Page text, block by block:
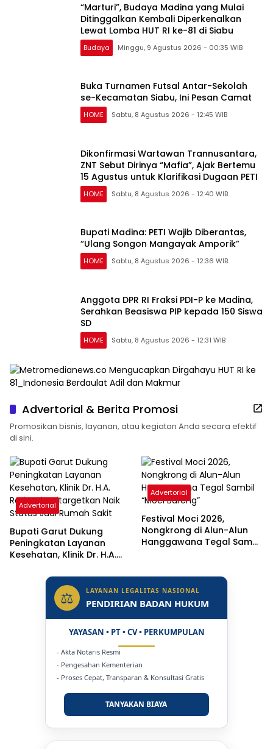
“Marturi”, Budaya Madina yang Mulai
Ditinggalkan Kembali Diperkenalkan
Lewat Lomba HUT RI ke-81 di Siabu
Budaya Minggu, 9 Agustus 2026 - 00:35 WIB
Buka Turnamen Futsal Antar-Sekolah
se-Kecamatan Siabu, Ini Pesan Camat
HOME Sabtu, 8 Agustus 2026 - 12:45 WIB
Dikonfirmasi Wartawan Trannusantara,
ZNT Sebut Dirinya “Mafia”, Ajak Bertemu
15 Agustus untuk Klarifikasi Dugaan PETI
HOME Sabtu, 8 Agustus 2026 - 12:40 WIB
Bupati Madina: PETI Wajib Diberantas,
“Ulang Songon Mangayak Amporik”
HOME Sabtu, 8 Agustus 2026 - 12:36 WIB
Anggota DPR RI Fraksi PDI-P ke Madina,
Serahkan Beasiswa PIP kepada 150 Siswa
SD
HOME Sabtu, 8 Agustus 2026 - 12:31 WIB
Advertorial & Berita Promosi
Promosikan bisnis, layanan, atau kegiatan Anda secara efektif
di sini.
Advertorial
Bupati Garut Dukung
Peningkatan Layanan
Kesehatan, Klinik Dr. H.A.
Status Jadi Rumah Sakit
Advertorial
Festival Moci 2026,
Nongkrong di Alun-Alun
Hanggawana Tegal Sambil
⚖ LAYANAN LEGALITAS NASIONAL
PENDIRIAN BADAN HUKUM
YAYASAN • PT • CV • PERKUMPULAN
- Akta Notaris Resmi
- Pengesahan Kementerian
- Proses Cepat, Transparan & Konsultasi Gratis
TANYAKAN BIAYA